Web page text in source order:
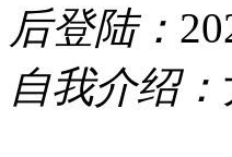
后登陆：
自我介绍：